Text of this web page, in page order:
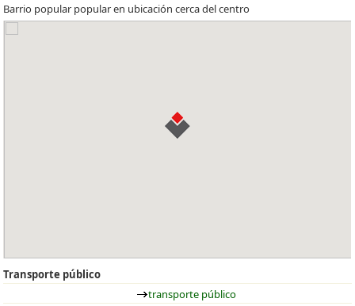
Barrio popular popular en ubicación cerca del centro
Transporte público
transporte público